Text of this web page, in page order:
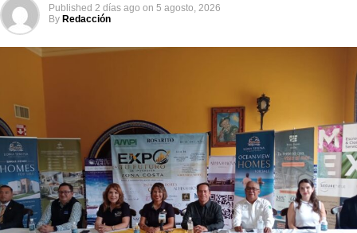
Published 2 días ago on 5 agosto, 2026
By Redacción